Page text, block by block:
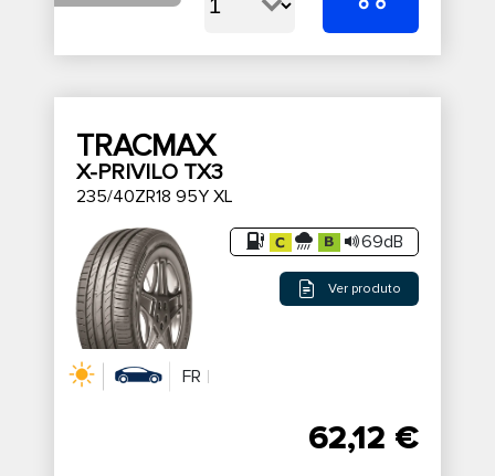
TRACMAX
X-PRIVILO TX3
235/40ZR18 95Y XL
69dB
Ver produto
FR
62,12 €